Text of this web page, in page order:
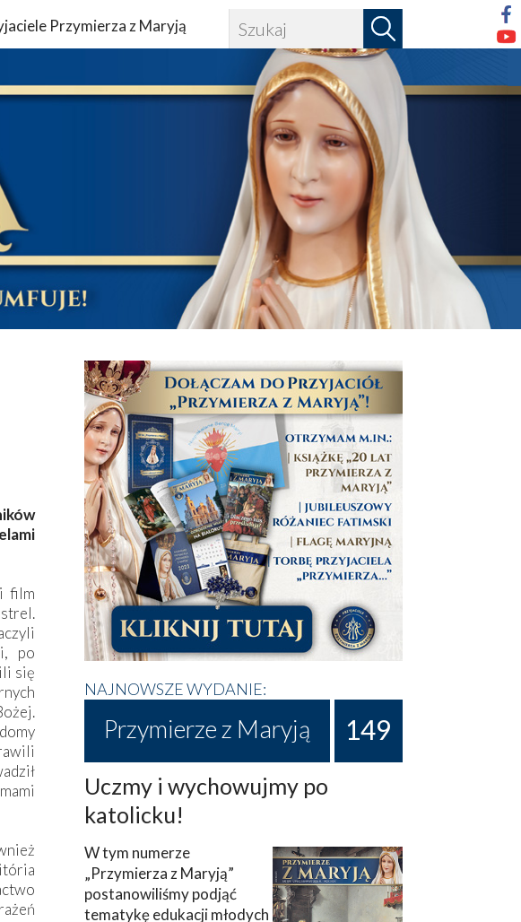
Przymierza z Maryją
film
po
się
NAJNOWSZE WYDANIE:
Przymierze z Maryją 149
Uczmy i wychowujmy po
katolicku!
W tym numerze
„Przymierza z Maryją”
postanowiliśmy podjąć
tematykę edukacji młodych